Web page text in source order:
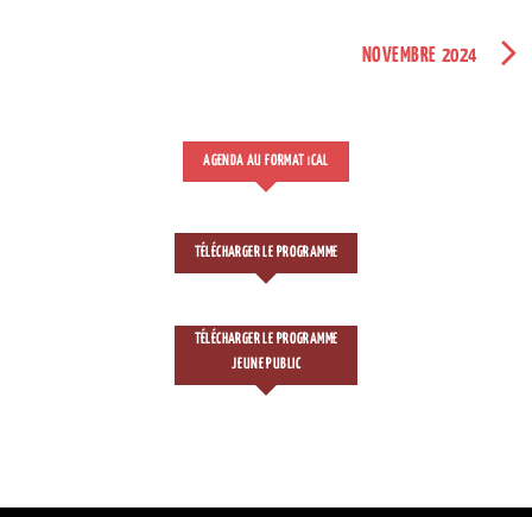
NOVEMBRE 2024
AGENDA AU FORMAT CAL
TÉLÉCHARGER LE PROGRAMME
TÉLÉCHARGER LE PROGRAMME
JEUNE PUBLIC